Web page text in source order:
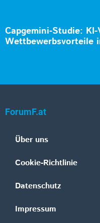
Capgemini-Studie:
Wettbewerbsvorteile
ForumF.at
Über uns
Cookie-Richtlinie
Datenschutz
Impressum